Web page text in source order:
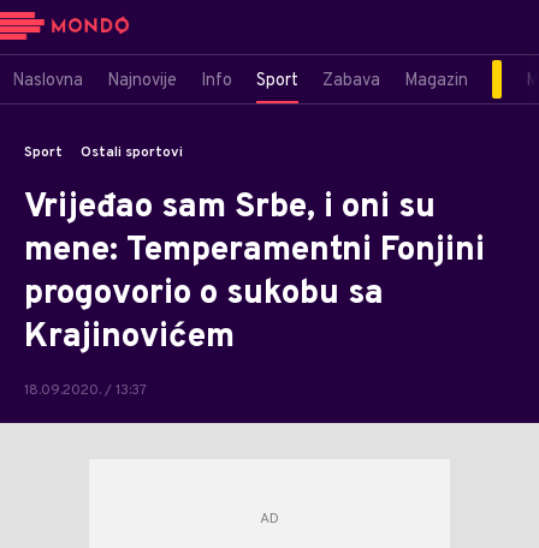
Naslovna Najnovije Info Sport Zabava Magazin
Sport Ostali sportovi
Vrijeđao sam Srbe, i oni su
mene: Temperamentni Fonjini
progovorio o sukobu sa
Krajinovićem
18.09.2020. / 13:37